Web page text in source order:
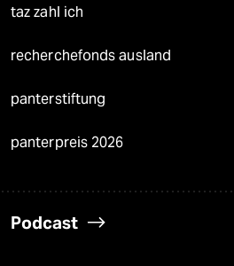
taz zahl ich
recherchefonds ausland
panterstiftung
panterpreis 2026
Podcast